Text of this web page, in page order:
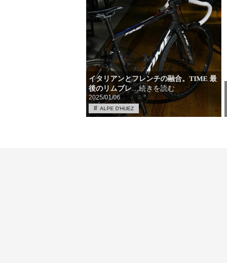
イタリアンとフレンチの融合。TIME 最
後のリムブレ…続きを読む
2025/01/06
ALPE D'HUEZ